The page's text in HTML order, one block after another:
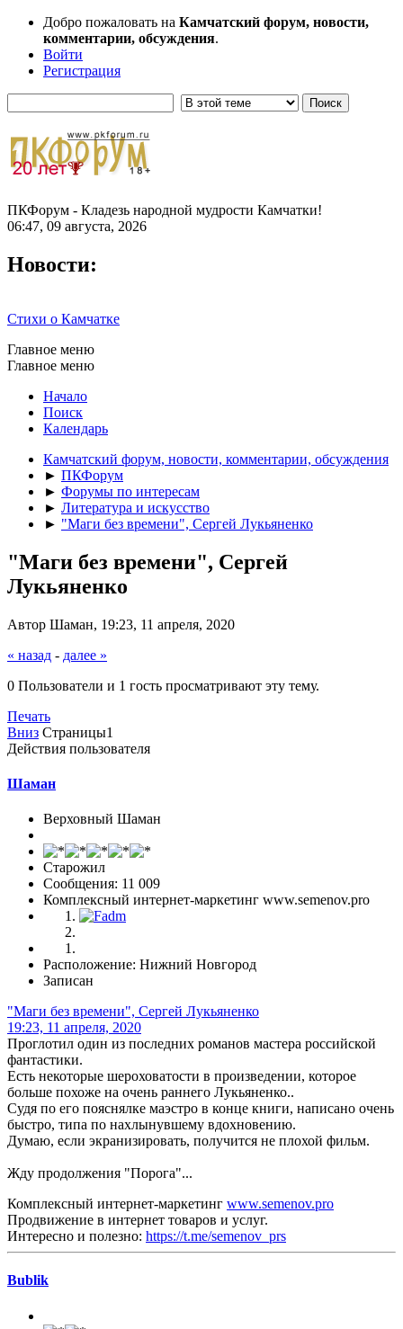
Добро пожаловать на Камчатский форум, новости,
комментарии, обсуждения.
Войти
Регистрация
ПКФорум - Кладезь народной мудрости Камчатки!
06:47, 09 августа, 2026
Новости:
Стихи о Камчатке
Главное меню
Главное меню
Начало
Поиск
Календарь
Камчатский форум, новости, комментарии, обсуждения
► ПКФорум
► Форумы по интересам
► Литература и искусство
► "Маги без времени", Сергей Лукьяненко
"Маги без времени", Сергей
Лукьяненко
Автор Шаман, 19:23, 11 апреля, 2020
« назад - далее »
0 Пользователи и 1 гость просматривают эту тему.
Печать
Вниз Страницы1
Действия пользователя
Шаман
Верховный Шаман
Старожил
Сообщения: 11 009
Комплексный интернет-маркетинг www.semenov.pro
Расположение: Нижний Новгород
Записан
"Маги без времени", Сергей Лукьяненко
19:23, 11 апреля, 2020
Проглотил один из последних романов мастера российской
фантастики.
Есть некоторые шероховатости в произведении, которое
больше похоже на очень раннего Лукьяненко..
Судя по его пояснялке маэстро в конце книги, написано очень
быстро, типа по нахлынувшему вдохновению.
Думаю, если экранизировать, получится не плохой фильм.
Жду продолжения "Порога"...
Комплексный интернет-маркетинг www.semenov.pro
Продвижение в интернет товаров и услуг.
Интересно и полезно: https://t.me/semenov_prs
Bublik